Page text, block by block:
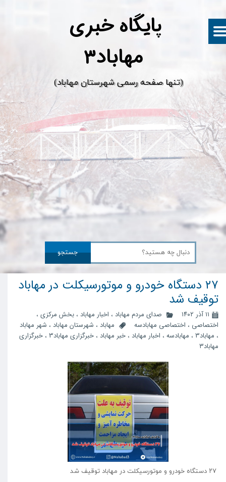
پایگاه خبری
​(تنها صفحه رسمی شهرستان مهاباد)
جستجو
۲۷ دستگاه خودرو و موتورسیکلت در مهاباد
توقیف شد
۱۱ آذر ۱۴۰۲ صدای مردم مهاباد ، اخبار مهاباد ، بخش مرکزی ،
اختصاصی ، اختصاصی مهابادسه مهاباد ، شهرستان مهاباد ، شهر مهاباد
، مهاباد3 ، مهابادسه ، اخبار مهاباد ، خبر مهاباد ، خبرگزاری مهاباد3 ، خبرگزاری
مهاباد۳